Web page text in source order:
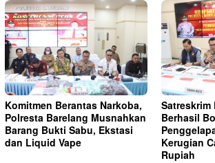
Komitmen Berantas Narkoba,
Polresta Barelang Musnahkan
Barang Bukti Sabu, Ekstasi
dan Liquid Vape
Satreskrim
Berhasil
Kerugian
Rupiah